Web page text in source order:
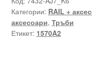
Peugeot
1570A2
Категории: RAIL +
аксесоари, Тръби
Етикет: 1570A2